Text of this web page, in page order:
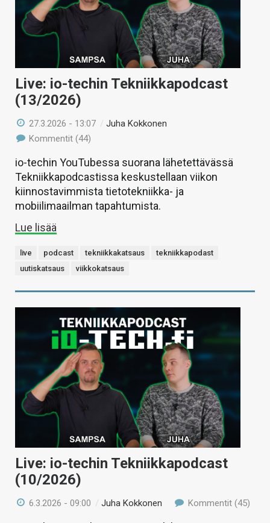
Live: io-techin Tekniikkapodcast
(13/2026)
27.3.2026 - 13:07 /Juha Kokkonen
Kommentit (44)
io-techin YouTubessa suorana lähetettävässä
Tekniikkapodcastissa keskustellaan viikon
kiinnostavimmista tietotekniikka- ja
mobiilimaailman tapahtumista.
Lue lisää
live podcast tekniikkakatsaus
tekniikkapodast
uutiskatsaus
viikkokatsaus
Live: io-techin Tekniikkapodcast
(10/2026)
6.3.2026 - 09:00 /Juha Kokkonen Kommentit (45)